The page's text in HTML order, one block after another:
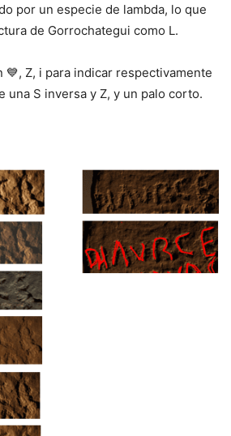
por un especie de lambda, lo que
de Gorrochategui como L.
💙, Z, i para indicar respectivamente
una S inversa y Z, y un palo corto.